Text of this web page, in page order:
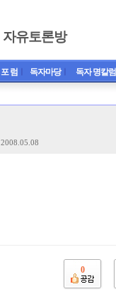
자유토론방
포 럼 독자마당ㅣ 독자 명칼럼
2008.05.08
0